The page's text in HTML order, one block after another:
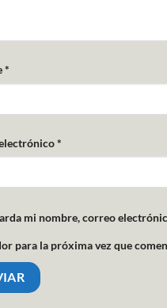
*
*
mi nombre, correo
para la próxima vez que